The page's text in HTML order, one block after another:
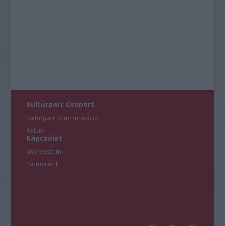
Kultúrpart Csoport
Kultúrpart Kommunikáció
Rólunk
Kapcsolat
Impresszum
Partnereink